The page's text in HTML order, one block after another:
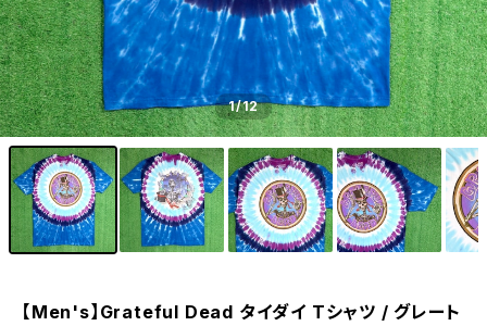
1/12
【Men's】Grateful Dead タイダイ Tシャツ / グレート